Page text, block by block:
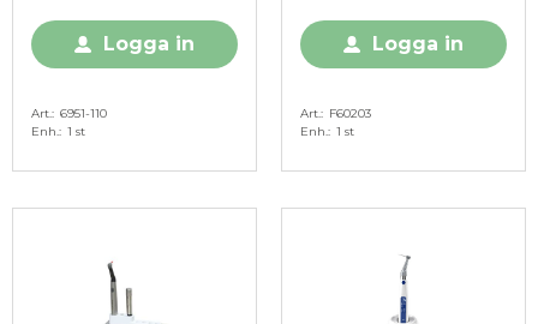
Logga in
Art.
6951-110
Enh.
1 st
Logga in
Art.
F60203
Enh.
1 st